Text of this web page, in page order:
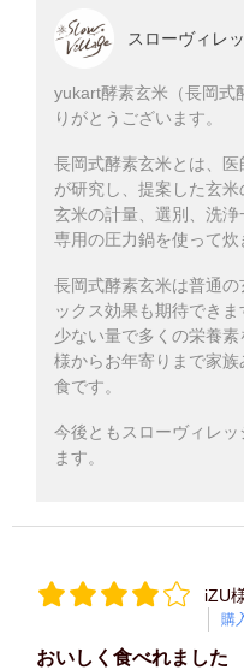
スローヴィレ
yukart酵素玄米（長岡式
りがとうございます。
長岡式酵素玄米とは、
が研究し、提案した玄米
玄米の計量、選別、洗浄
専用の圧力鍋を使って炊
長岡式酵素玄米は普通
ックス効果も期待できま
少ない量で多くの栄養
様からお年寄りまで家
食です。
今後ともスローヴィレ
ます。
iZU
購
おいしく食べれました